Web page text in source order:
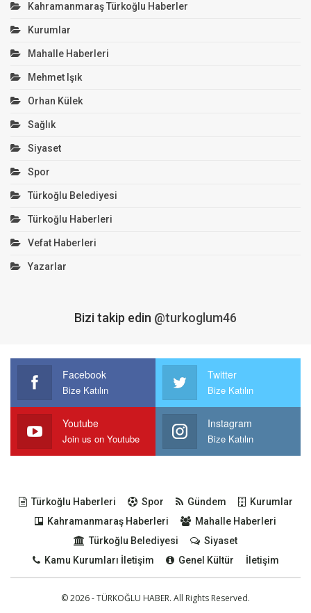
Kahramanmaraş Türkoğlu Haberler
Kurumlar
Mahalle Haberleri
Mehmet Işık
Orhan Külek
Sağlık
Siyaset
Spor
Türkoğlu Belediyesi
Türkoğlu Haberleri
Vefat Haberleri
Yazarlar
Bizi takip edin @turkoglum46
Facebook
Bize Katılın
Twitter
Bize Katılın
Youtube
Join us on Youtube
Instagram
Bize Katılın
Türkoğlu Haberleri Spor Gündem
Kurumlar
Kahramanmaraş Haberleri
Mahalle Haberleri
Türkoğlu Belediyesi
Siyaset
Kamu Kurumları İletişim
Genel Kültür İletişim
© 2026 - TÜRKOĞLU HABER. All Rights Reserved.